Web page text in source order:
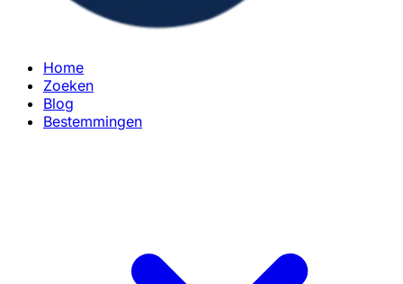
Home
Zoeken
Blog
Bestemmingen